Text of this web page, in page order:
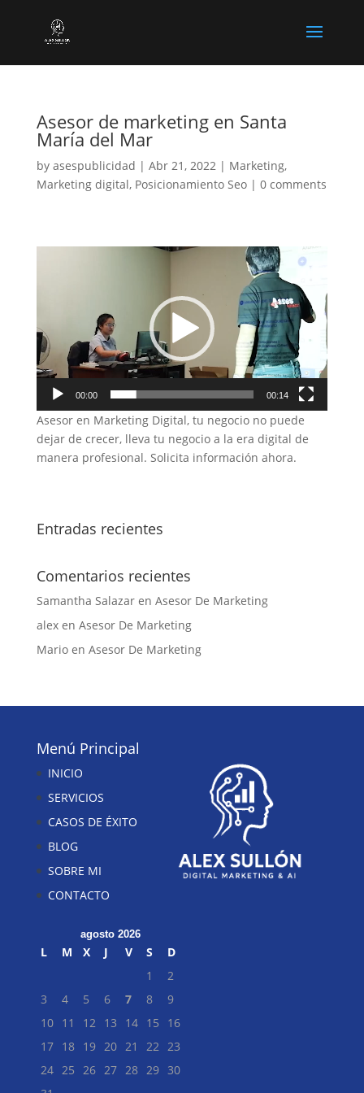
Asesor de marketing en Santa
María del Mar
by asespublicidad | Abr 21, 2022| Marketing,
Marketing digital, Posicionamiento Seo| 0 comments
00:00 00:14
Asesor en Marketing Digital, tu negocio no puede
dejar de crecer, lleva tu negocio a la era digital de
manera profesional. Solicita información ahora.
Entradas recientes
Comentarios recientes
Samantha Salazaren Asesor De Marketing
alexen Asesor De Marketing
Marioen Asesor De Marketing
Menú Principal
INICIO
SERVICIOS
CASOS DE ÉXITO
BLOG
SOBRE MI
CONTACTO
agosto 2026
L M X J V S
D
1
2
3
4 5 6 7 8
9
10 11 12 13 14 15
16
17 18 19 20 21 22
23
24 25 26 27 28 29 30